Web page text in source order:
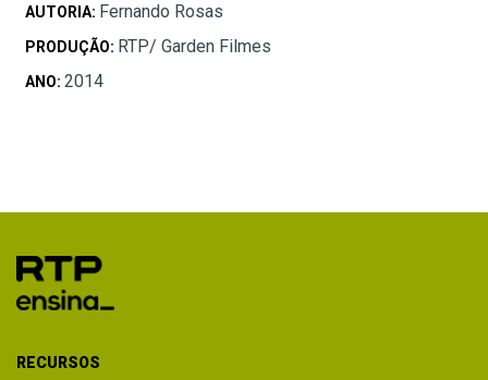
AUTORIA: Fernando Rosas
PRODUÇÃO: RTP/ Garden Filmes
ANO: 2014
RECURSOS